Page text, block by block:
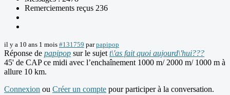
Remerciements reçus 236
il y a 10 ans 1 mois #131759 parpapipop
Réponse de papipop sur le sujet t\'as fait quoi aujourd\'hui???
45' de CAP ce midi avec l’enchaînement 1000 m/ 2000 m/ 1000 m à
allure 10 km.
Connexion ou Créer un compte pour participer à la conversation.